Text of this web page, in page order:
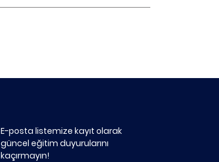
E-posta listemize kayıt olarak
güncel eğitim duyurularını
kaçırmayın!